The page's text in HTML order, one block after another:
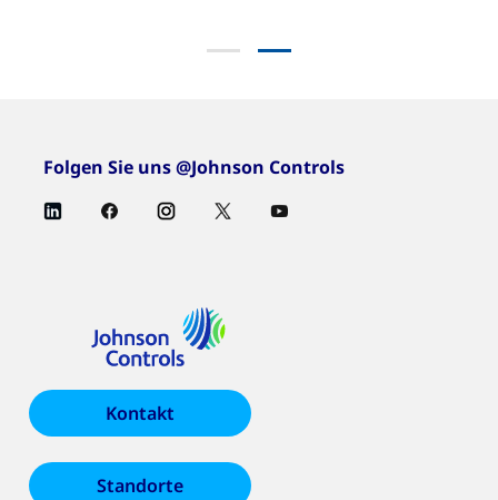
Folgen Sie uns @Johnson Controls
Kontakt
Standorte